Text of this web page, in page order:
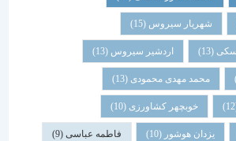
سیروس(15)
اردشیر سیروس(13)
مهدی محمودی(13)
خوبچهر کشاورزی(10)
هوشور(10) فاطمه عباسی(9)